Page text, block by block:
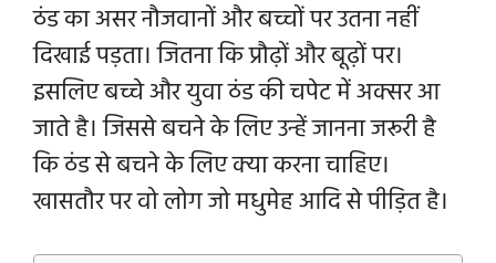
ठंड का असर नौजवानों और बच्चों पर उतना नहीं
दिखाई पड़ता। जितना कि प्रौढ़ों और बूढ़ों पर।
इसलिए बच्चे और युवा ठंड की चपेट में अक्सर आ
जाते है। जिससे बचने के लिए उन्हें जानना जरूरी है
कि ठंड से बचने के लिए क्या करना चाहिए।
खासतौर पर वो लोग जो मधुमेह आदि से पीड़ित है।